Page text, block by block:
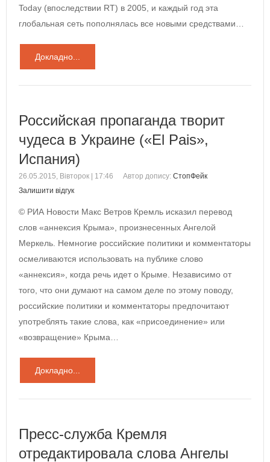
Today (впоследствии RT) в 2005, и каждый год эта
глобальная сеть пополнялась все новыми средствами…
Докладно...
Российская пропаганда творит
чудеса в Украине («El Pais»,
Испания)
26.05.2015, Вівторок | 17:46 Автор допису: СтопФейк
Залишити відгук
© РИА Новости Макс Ветров Кремль исказил перевод
слов «аннексия Крыма», произнесенных Ангелой
Меркель. Немногие российские политики и комментаторы
осмеливаются использовать на публике слово
«аннексия», когда речь идет о Крыме. Независимо от
того, что они думают на самом деле по этому поводу,
российские политики и комментаторы предпочитают
употреблять такие слова, как «присоединение» или
«возвращение» Крыма…
Докладно...
Пресс-служба Кремля
отредактировала слова Ангелы